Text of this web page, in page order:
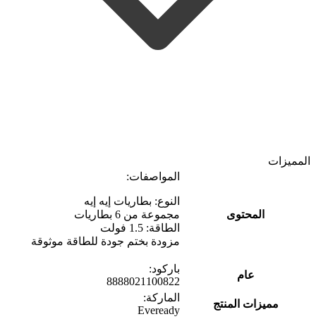
المميزات
المحتوى
المواصفات:
النوع: بطاريات إيه إيه
مجموعة من 6 بطاريات
الطاقة: 1.5 فولت
مزودة بختم جودة للطاقة موثوقة
عام
باركود:
8888021100822
مميزات المنتج
الماركة:
Eveready